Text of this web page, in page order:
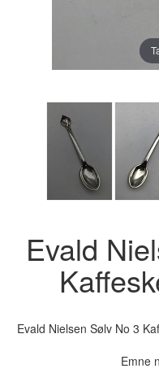
Evald
Evald Nielsen Sølv No 3
Emne